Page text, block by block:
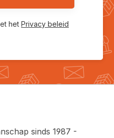
het Privacy beleid
sinds 1987 -